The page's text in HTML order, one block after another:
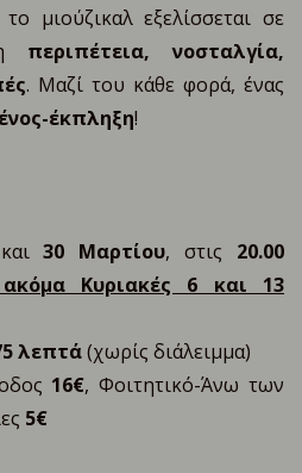
μιούζικαλ εξελίσσεται σε
περιπέτεια, νοσταλγία,
. Μαζί του κάθε φορά, ένας
έκπληξη!
και30 Μαρτίου, στις 20.00
Κυριακές 6 και 13
λεπτά(χωρίς διάλειμμα)
16€, Φοιτητικό-Άνω των
5€